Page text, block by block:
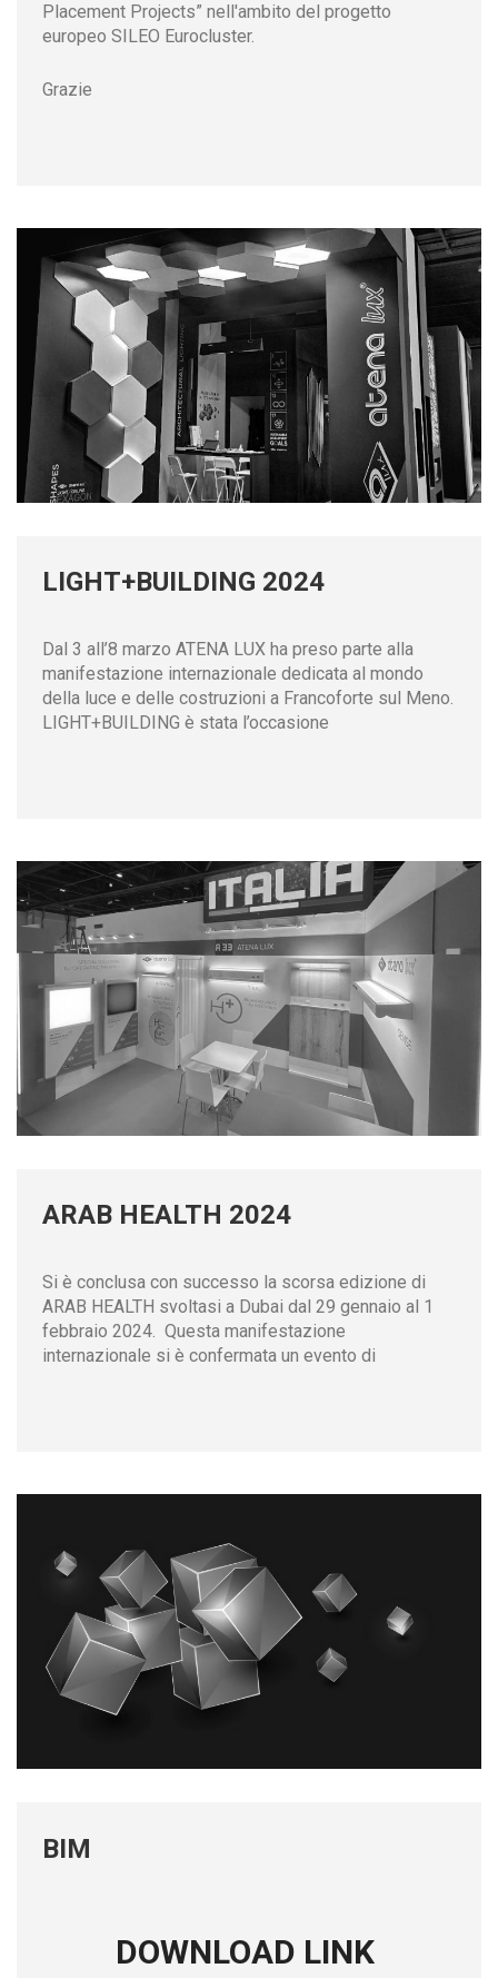
Placement Projects” nell'ambito del progetto
europeo SILEO Eurocluster.
Grazie
LIGHT+BUILDING 2024
Dal 3 all’8 marzo ATENA LUX ha preso parte alla
manifestazione internazionale dedicata al mondo
della luce e delle costruzioni a Francoforte sul Meno.
LIGHT+BUILDING è stata l’occasione
ARAB HEALTH 2024
Si è conclusa con successo la scorsa edizione di
ARAB HEALTH svoltasi a Dubai dal 29 gennaio al 1
febbraio 2024. Questa manifestazione
internazionale si è confermata un evento di
BIM
DOWNLOAD LINK